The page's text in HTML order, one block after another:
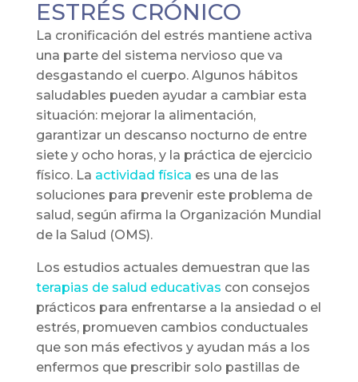
ESTRÉS CRÓNICO
La cronificación del estrés mantiene activa
una parte del sistema nervioso que va
desgastando el cuerpo. Algunos hábitos
saludables pueden ayudar a cambiar esta
situación: mejorar la alimentación,
garantizar un descanso nocturno de entre
siete y ocho horas, y la práctica de ejercicio
físico. La actividad física es una de las
soluciones para prevenir este problema de
salud, según afirma la Organización Mundial
de la Salud (OMS).
Los estudios actuales demuestran que las
terapias de salud educativas con consejos
prácticos para enfrentarse a la ansiedad o el
estrés, promueven cambios conductuales
que son más efectivos y ayudan más a los
enfermos que prescribir solo pastillas de